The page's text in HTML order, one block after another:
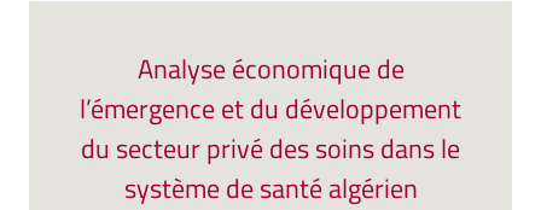
Analyse économique de
l’émergence et du développement
du secteur privé des soins dans le
système de santé algérien